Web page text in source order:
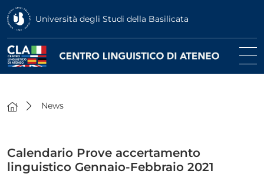
Università degli Studi della Basilicata
News
Calendario Prove accertamento
linguistico Gennaio-Febbraio 2021